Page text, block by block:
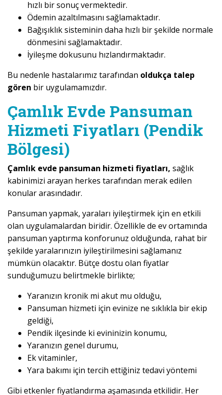
hızlı bir sonuç vermektedir.
Ödemin azaltılmasını sağlamaktadır.
Bağışıklık sisteminin daha hızlı bir şekilde normale
dönmesini sağlamaktadır.
İyileşme dokusunu hızlandırmaktadır.
Bu nedenle hastalarımız tarafından oldukça talep
gören bir uygulamamızdır.
Çamlık Evde Pansuman
Hizmeti Fiyatları (Pendik
Bölgesi)
Çamlık evde pansuman hizmeti fiyatları, sağlık
kabinimizi arayan herkes tarafından merak edilen
konular arasındadır.
Pansuman yapmak, yaraları iyileştirmek için en etkili
olan uygulamalardan biridir. Özellikle de ev ortamında
pansuman yaptırma konforunuz olduğunda, rahat bir
şekilde yaralarınızın iyileştirilmesini sağlamanız
mümkün olacaktır. Bütçe dostu olan fiyatlar
sunduğumuzu belirtmekle birlikte;
Yaranızın kronik mi akut mu olduğu,
Pansuman hizmeti için evinize ne sıklıkla bir ekip
geldiği,
Pendik ilçesinde ki evininizin konumu,
Yaranızın genel durumu,
Ek vitaminler,
Yara bakımı için tercih ettiğiniz tedavi yöntemi
Gibi etkenler fiyatlandırma aşamasında etkilidir. Her